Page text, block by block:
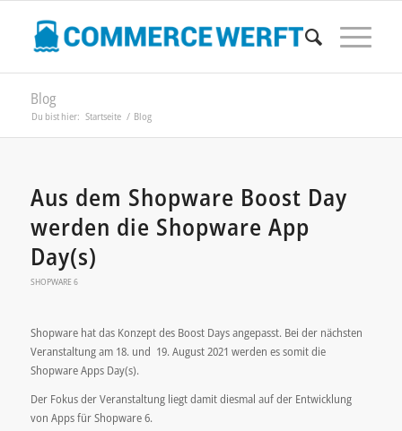
Blog
Du bist hier: Startseite / Blog
Aus dem Shopware Boost Day
werden die Shopware App
Day(s)
SHOPWARE 6
Shopware hat das Konzept des Boost Days angepasst. Bei der nächsten
Veranstaltung am 18. und 19. August 2021 werden es somit die
Shopware Apps Day(s).
Der Fokus der Veranstaltung liegt damit diesmal auf der Entwicklung
von Apps für Shopware 6.